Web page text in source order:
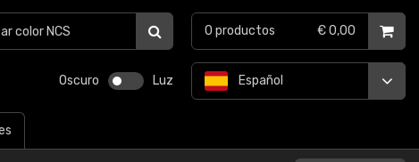
Oscuro Luz Español
0 productos € 0,00